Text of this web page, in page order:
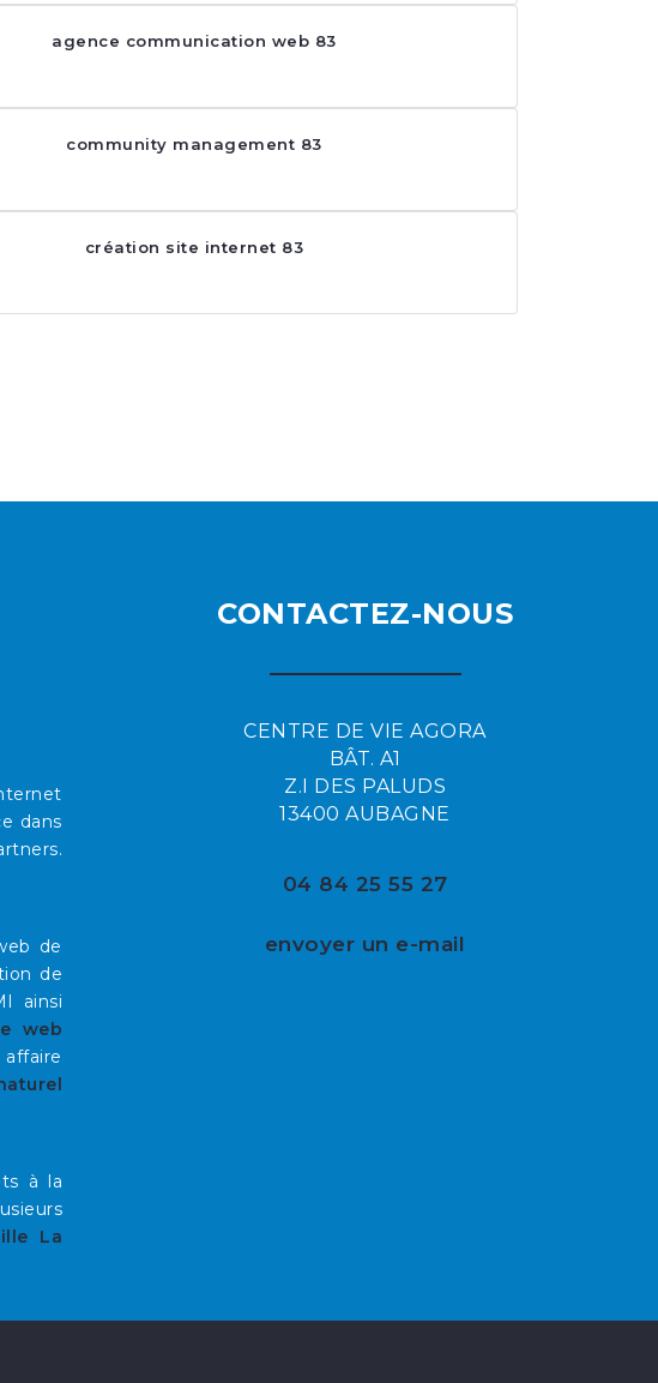
agence communication web 83
community management 83
création site internet 83
dans
de
de
ainsi
web
à la
La
CONTACTEZ-NOUS
CENTRE DE VIE AGORA
BÂT. A1
Z.I DES PALUDS
13400 AUBAGNE
04 84 25 55 27
envoyer un e-mail